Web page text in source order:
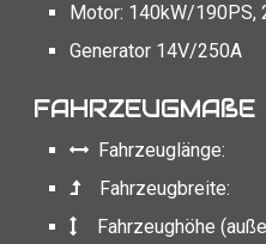
Motor: 140kW/190PS,
Generator 14V/250A
FAHRZEUGMAßE
Fahrzeughöhe